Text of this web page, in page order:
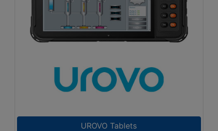
UROVO Tablets